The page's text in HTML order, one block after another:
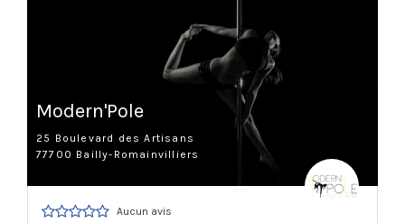
Modern'Pole
25 Boulevard des Artisans
77700 Bailly-Romainvilliers
Aucun avis